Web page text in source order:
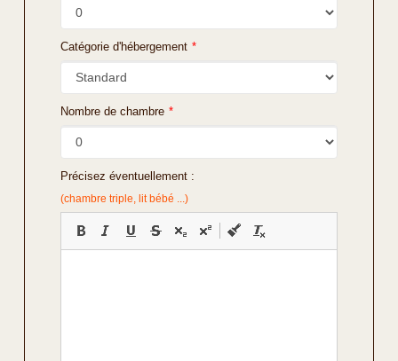
Catégorie d'hébergement *
Nombre de chambre *
Précisez éventuellement :
(chambre triple, lit bébé ...)